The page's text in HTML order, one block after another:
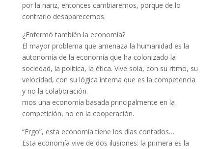
por la nariz, entonces cambiaremos, porque de lo
contrario desaparecemos.
¿Enfermó también la economía?
El mayor problema que amenaza la humanidad es la
autonomía de la economía que ha colonizado la
sociedad, la política, la ética. Vive sola, con su ritmo, su
velocidad, con su lógica interna que es la competencia
y no la colaboración.
mos una economía basada principalmente en la
competición, no en la cooperación.
“Ergo”, esta economía tiene los días contados…
Esta economía vive de dos ilusiones: la primera es la